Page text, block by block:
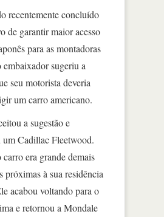
recentemente concluído
de garantir maior acesso
para as montadoras
embaixador sugeriu a
seu motorista deveria
um carro americano.
a sugestão e
um Cadillac Fleetwood.
era grande demais
próximas à sua residência
acabou voltando para o
e retornou a Mondale